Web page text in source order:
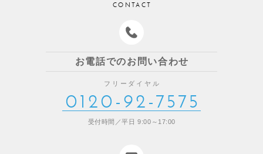
CONTACT
お電話でのお問い合わせ
フリーダイヤル
0120-92-7575
受付時間／平日 9:00～17:00